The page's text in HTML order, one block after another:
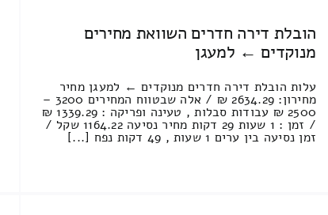
הובלת דירה חדרים השוואת מחירים
מנוקדים ← למעגן
עלות הובלת דירה חדרים מנוקדים ← למעגן מחיר
מחירון: 2634.29 ₪ / אלה שבטווח המחירים 3200 –
2500 ₪ עבודות סבלות , טעינה ופריקה : 1339.29 ₪
/ זמן : 1 שעות 29 דקות מחיר נסיעה 1164.22 שקל /
זמן נסיעה בין ערים 1 שעות , 49 דקות נפח [...]